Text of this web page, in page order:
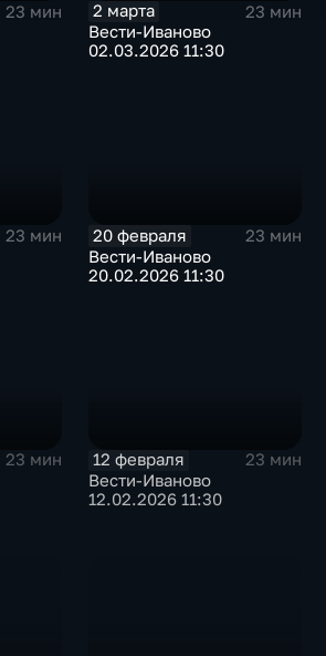
23 мин
2 марта
23 мин
Вести-Иваново
02.03.2026 11:30
23 мин
20 февраля
23 мин
Вести-Иваново
20.02.2026 11:30
23 мин
12 февраля
23 мин
Вести-Иваново
12.02.2026 11:30